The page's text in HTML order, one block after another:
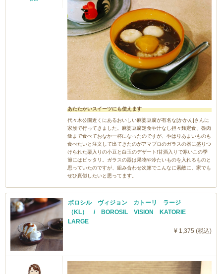
あたたかいスイーツにも使えます
代々木公園近くにあるおいしい麻婆豆腐が有名な[かかん]さんに
家族で行ってきました。麻婆豆腐定食や汁なし担々麵定食、魯肉
飯まで食べておなか一杯になったのですが、やはりあまいものも
食べたいと注文して出てきたのがアマブロのガラスの器に盛りつ
けられた栗入りの小豆と白玉のデザート!甘酒入りで寒いこの季
節にはピッタリ。ガラスの器は果物や冷たいものを入れるものと
思っていたのですが、組み合わせ次第でこんなに素敵に。家でも
ぜひ真似したいと思ってます。
ボロシル ヴィジョン カトーリ ラージ
（KL） / BOROSIL VISION KATORIE
LARGE
¥ 1,375 (税込)